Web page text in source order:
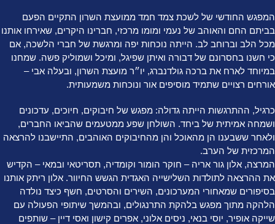
המפגש החודשי של לשכת צמד חמד ממועצת השרון התקיים הפעם
בביתם החם והאוהב של נעמי ומומו מרכזי, חברינו היקרים, שאירחו אותנו
מכל הלב וברוחב לב. הייתה נוכחות יפה ומרגשת של חברי הלשכה, אם
כי חשנו בחסרונם של דבורה ואיתן שפיגל, ומיכל ושמוליק פשה. שמחנו
במיוחד לארח את ברכה גולדנברג, יו״ר מועצת השרון, ובעלה אבי –
אורחים רצויים שתמיד מוסיפים אור ונוכחות משמעותית.
כרגיל, ההתרגשות הייתה גדולה: מפגש של חיבוקים, חיוכים, עדכונים
ושמחה אמיתית של ביחד. השולחן שפע ממטעמים שהביאו החברים,
ולאחר ששבענו הן מהאוכל והן מהחיבוקים האוהבים, התיישבנו להרצאה
המרכזית של הערב.
המרצה, אלון גור אריה – חוקר הומור וקומדיה, תסריטאי ובמאי – הקדיש
את ההרצאה לתולדות השלישייה האגדית הגשש החיוור. אלון ריתק אותנו
בסיפורים שמאחורי המערכונים, השירים והסרטים, חשף כיצד נולדה
הלהקה מתוך מפגש בלהקת התרנגולים, ובהמשך שיתופי הפעולה עם
שייקה אופיר, יוסי בנאי, ניסים אלוני, אפרים קישון ואסי דיין – שותפים